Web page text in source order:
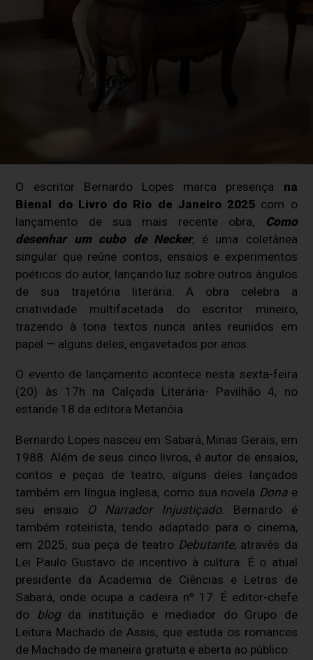
O escritor Bernardo Lopes marca presença na
Bienal do Livro do Rio de Janeiro 2025 com o
lançamento de sua mais recente obra,
Como
desenhar um cubo de Necker, é uma coletânea
singular que reúne contos, ensaios e experimentos
poéticos do autor, lançando luz sobre outros ângulos
de sua trajetória literária. A obra celebra a
criatividade multifacetada do escritor mineiro,
trazendo à tona textos nunca antes reunidos em
papel — alguns deles, engavetados por anos.
O evento de lançamento acontece nesta sexta-feira
(20) às 17h na Calçada Literária- Pavilhão 4, no
estande 18 da editora Metanóia.
Bernardo Lopes nasceu em Sabará, Minas Gerais, em
1988. Além de seus cinco livros, é autor de ensaios,
contos e peças de teatro, alguns deles lançados
também em língua inglesa, como sua novela Donae
seu ensaio O Narrador Injustiçado. Bernardo é
também roteirista, tendo adaptado para o cinema,
em 2025, sua peça de teatro Debutante, através da
Lei Paulo Gustavo de incentivo à cultura. É o atual
presidente da Academia de Ciências e Letras de
Sabará, onde ocupa a cadeira nº 17. É editor-chefe
do
blogda instituição e mediador do Grupo de
Leitura Machado de Assis, que estuda os romances
de Machado de maneira gratuita e aberta ao público.